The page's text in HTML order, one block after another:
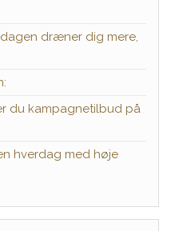
dræner dig mere,
du kampagnetilbud på
hverdag med høje